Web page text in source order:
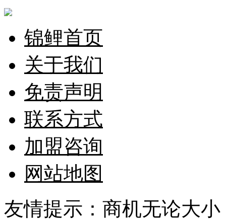
锦鲤首页
关于我们
免责声明
联系方式
加盟咨询
网站地图
友情提示：商机无论大